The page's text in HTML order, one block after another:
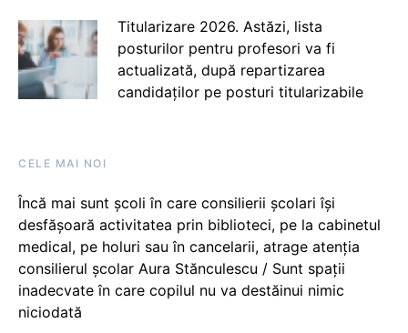
Titularizare 2026. Astăzi, lista
posturilor pentru profesori va fi
actualizată, după repartizarea
candidaților pe posturi titularizabile
CELE MAI NOI
Încă mai sunt școli în care consilierii școlari își
desfășoară activitatea prin biblioteci, pe la cabinetul
medical, pe holuri sau în cancelarii, atrage atenția
consilierul școlar Aura Stănculescu / Sunt spații
inadecvate în care copilul nu va destăinui nimic
niciodată